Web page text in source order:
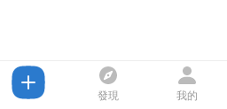
發現 我的